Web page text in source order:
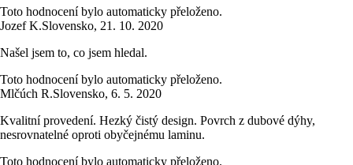
Toto hodnocení bylo automaticky přeloženo.
Jozef K.Slovensko, 21. 10. 2020
Našel jsem to, co jsem hledal.
Toto hodnocení bylo automaticky přeloženo.
Mlčúch R.Slovensko, 6. 5. 2020
Kvalitní provedení. Hezký čistý design. Povrch z dubové dýhy,
nesrovnatelné oproti obyčejnému laminu.
Toto hodnocení bylo automaticky přeloženo.